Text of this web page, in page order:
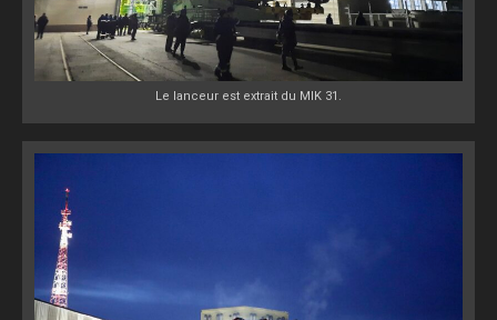
Le lanceur est extrait du MIK 31.